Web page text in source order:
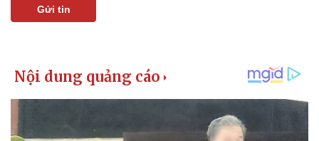
Gửi tin